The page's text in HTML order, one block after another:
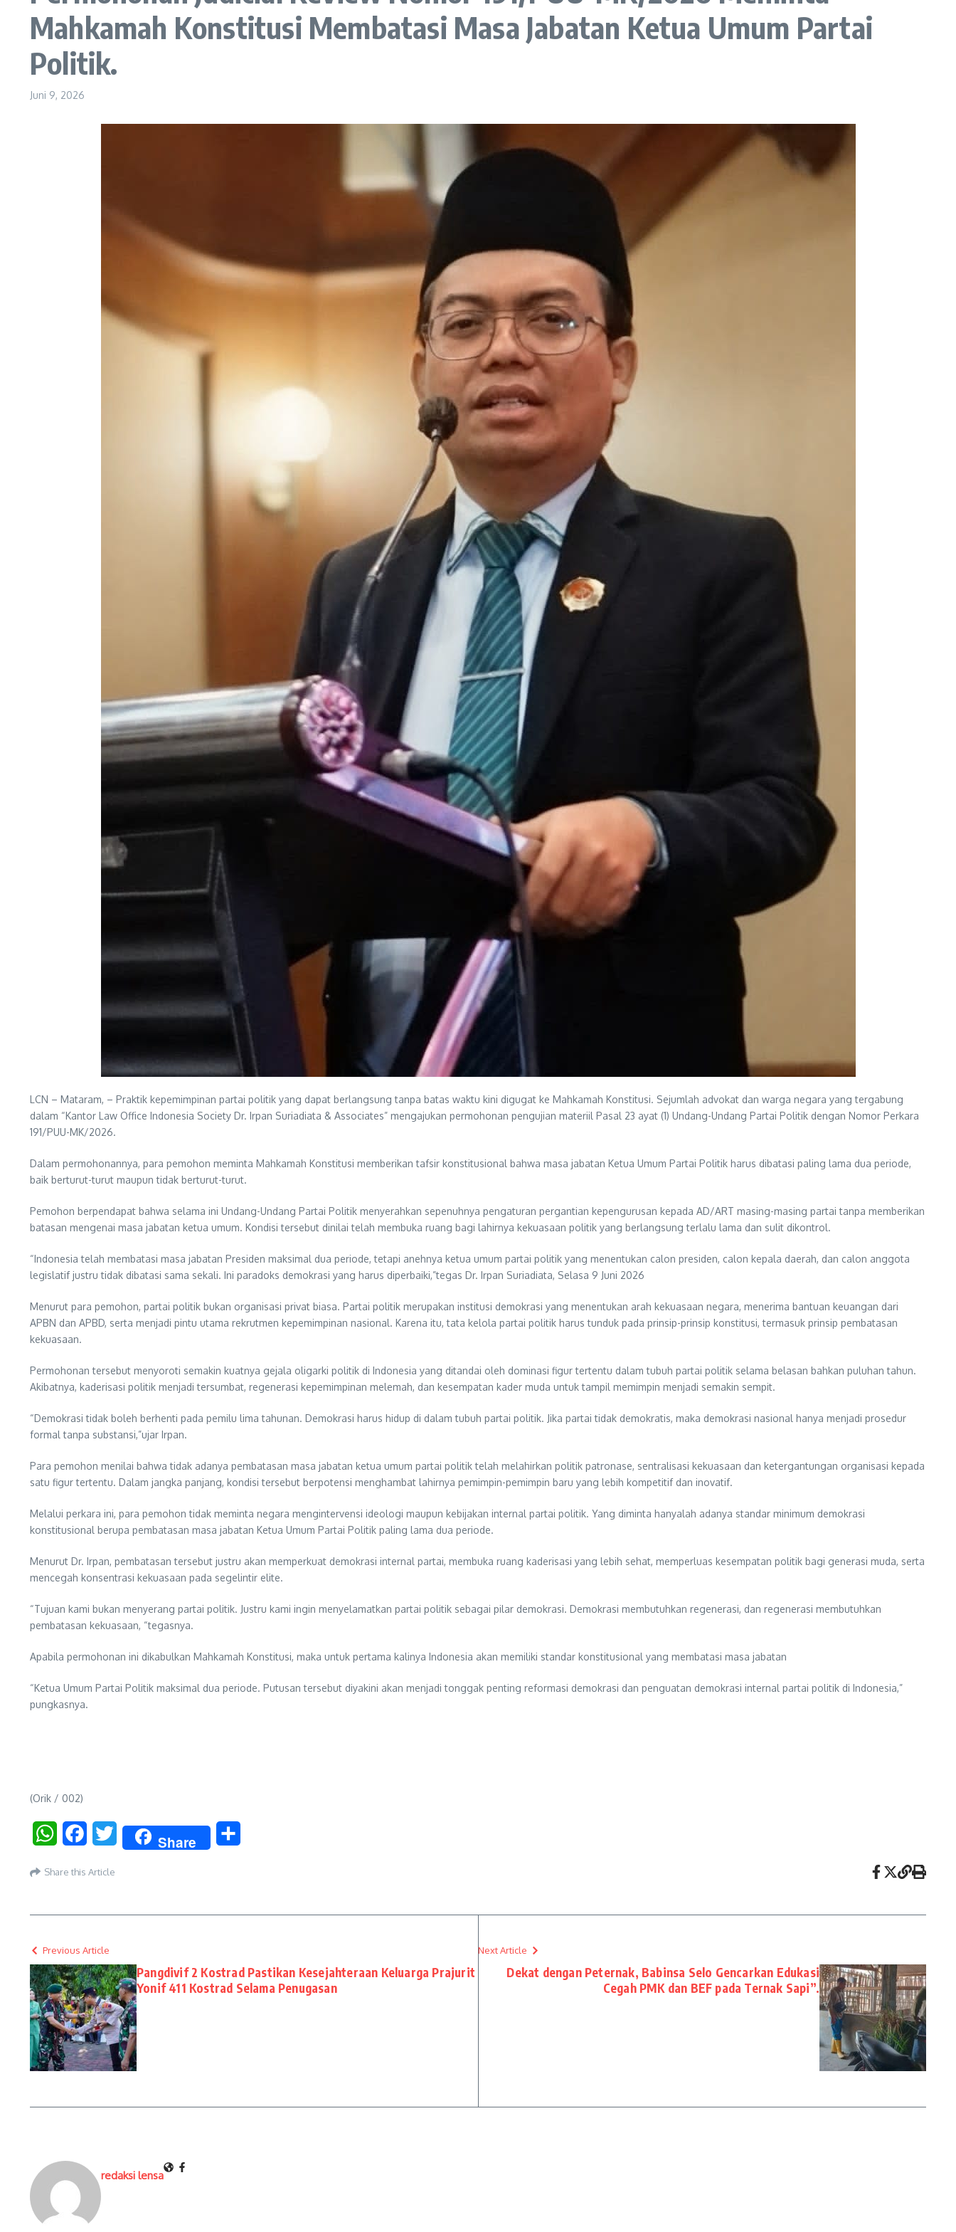
Mahkamah Konstitusi Membatasi Masa Jabatan Ketua Umum Partai
Politik.
Juni 9, 2026
LCN – Mataram, – Praktik kepemimpinan partai politik yang dapat berlangsung tanpa batas waktu kini digugat ke Mahkamah Konstitusi. Sejumlah advokat dan warga negara yang tergabung
dalam “Kantor Law Office Indonesia Society Dr. Irpan Suriadiata & Associates” mengajukan permohonan pengujian materiil Pasal 23 ayat (1) Undang-Undang Partai Politik dengan Nomor Perkara
191/PUU-MK/2026.
Dalam permohonannya, para pemohon meminta Mahkamah Konstitusi memberikan tafsir konstitusional bahwa masa jabatan Ketua Umum Partai Politik harus dibatasi paling lama dua periode,
baik berturut-turut maupun tidak berturut-turut.
Pemohon berpendapat bahwa selama ini Undang-Undang Partai Politik menyerahkan sepenuhnya pengaturan pergantian kepengurusan kepada AD/ART masing-masing partai tanpa memberikan
batasan mengenai masa jabatan ketua umum. Kondisi tersebut dinilai telah membuka ruang bagi lahirnya kekuasaan politik yang berlangsung terlalu lama dan sulit dikontrol.
“Indonesia telah membatasi masa jabatan Presiden maksimal dua periode, tetapi anehnya ketua umum partai politik yang menentukan calon presiden, calon kepala daerah, dan calon anggota
legislatif justru tidak dibatasi sama sekali. Ini paradoks demokrasi yang harus diperbaiki,”tegas Dr. Irpan Suriadiata, Selasa 9 Juni 2026
Menurut para pemohon, partai politik bukan organisasi privat biasa. Partai politik merupakan institusi demokrasi yang menentukan arah kekuasaan negara, menerima bantuan keuangan dari
APBN dan APBD, serta menjadi pintu utama rekrutmen kepemimpinan nasional. Karena itu, tata kelola partai politik harus tunduk pada prinsip-prinsip konstitusi, termasuk prinsip pembatasan
kekuasaan.
Permohonan tersebut menyoroti semakin kuatnya gejala oligarki politik di Indonesia yang ditandai oleh dominasi figur tertentu dalam tubuh partai politik selama belasan bahkan puluhan tahun.
Akibatnya, kaderisasi politik menjadi tersumbat, regenerasi kepemimpinan melemah, dan kesempatan kader muda untuk tampil memimpin menjadi semakin sempit.
“Demokrasi tidak boleh berhenti pada pemilu lima tahunan. Demokrasi harus hidup di dalam tubuh partai politik. Jika partai tidak demokratis, maka demokrasi nasional hanya menjadi prosedur
formal tanpa substansi,”ujar Irpan.
Para pemohon menilai bahwa tidak adanya pembatasan masa jabatan ketua umum partai politik telah melahirkan politik patronase, sentralisasi kekuasaan dan ketergantungan organisasi kepada
satu figur tertentu. Dalam jangka panjang, kondisi tersebut berpotensi menghambat lahirnya pemimpin-pemimpin baru yang lebih kompetitif dan inovatif.
Melalui perkara ini, para pemohon tidak meminta negara mengintervensi ideologi maupun kebijakan internal partai politik. Yang diminta hanyalah adanya standar minimum demokrasi
konstitusional berupa pembatasan masa jabatan Ketua Umum Partai Politik paling lama dua periode.
Menurut Dr. Irpan, pembatasan tersebut justru akan memperkuat demokrasi internal partai, membuka ruang kaderisasi yang lebih sehat, memperluas kesempatan politik bagi generasi muda, serta
mencegah konsentrasi kekuasaan pada segelintir elite.
“Tujuan kami bukan menyerang partai politik. Justru kami ingin menyelamatkan partai politik sebagai pilar demokrasi. Demokrasi membutuhkan regenerasi, dan regenerasi membutuhkan
pembatasan kekuasaan, “tegasnya.
Apabila permohonan ini dikabulkan Mahkamah Konstitusi, maka untuk pertama kalinya Indonesia akan memiliki standar konstitusional yang membatasi masa jabatan
“Ketua Umum Partai Politik maksimal dua periode. Putusan tersebut diyakini akan menjadi tonggak penting reformasi demokrasi dan penguatan demokrasi internal partai politik di Indonesia,”
pungkasnya.
(Orik / 002)
WhatsAppFacebookTwitter Share
Share this Article
Previous Article
Pangdivif 2 Kostrad Pastikan Kesejahteraan Keluarga Prajurit
Yonif 411 Kostrad Selama Penugasan
Next Article
Dekat dengan Peternak, Babinsa Selo Gencarkan Edukasi
Cegah PMK dan BEF pada Ternak Sapi”.
redaksi lensa